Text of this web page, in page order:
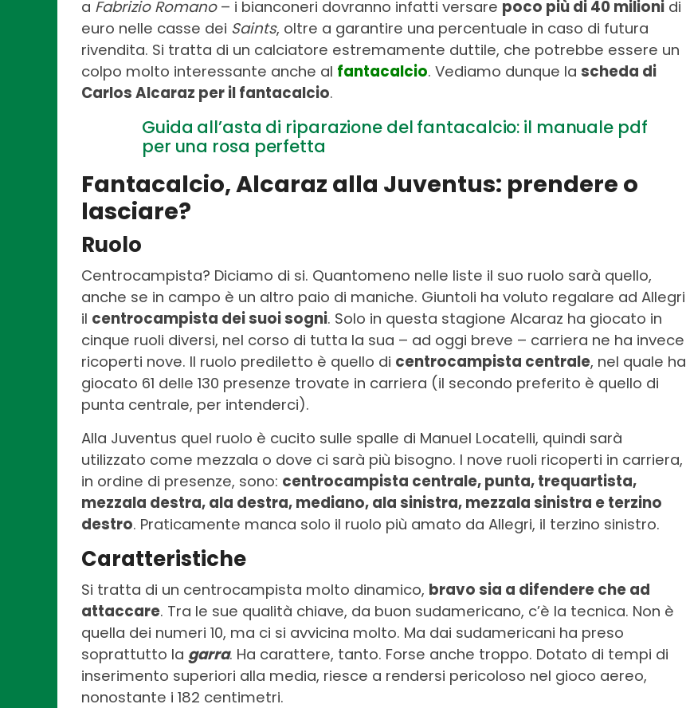
a Fabrizio Romano– i bianconeri dovranno infatti versare poco più di 40 milioni di
euro nelle casse dei Saints, oltre a garantire una percentuale in caso di futura
rivendita. Si tratta di un calciatore estremamente duttile, che potrebbe essere un
colpo molto interessante anche al fantacalcio. Vediamo dunque la scheda di
Carlos Alcaraz per il fantacalcio.
Guida all’asta di riparazione del fantacalcio: il manuale pdf
per una rosa perfetta
Fantacalcio, Alcaraz alla Juventus: prendere o
lasciare?
Ruolo
Centrocampista? Diciamo di si. Quantomeno nelle liste il suo ruolo sarà quello,
anche se in campo è un altro paio di maniche. Giuntoli ha voluto regalare ad Allegri
il centrocampista dei suoi sogni. Solo in questa stagione Alcaraz ha giocato in
cinque ruoli diversi, nel corso di tutta la sua – ad oggi breve – carriera ne ha invece
ricoperti nove. Il ruolo prediletto è quello di centrocampista centrale, nel quale ha
giocato 61 delle 130 presenze trovate in carriera (il secondo preferito è quello di
punta centrale, per intenderci).
Alla Juventus quel ruolo è cucito sulle spalle di Manuel Locatelli, quindi sarà
utilizzato come mezzala o dove ci sarà più bisogno. I nove ruoli ricoperti in carriera,
in ordine di presenze, sono: centrocampista centrale, punta, trequartista,
mezzala destra, ala destra, mediano, ala sinistra, mezzala sinistra e terzino
destro. Praticamente manca solo il ruolo più amato da Allegri, il terzino sinistro.
Caratteristiche
Si tratta di un centrocampista molto dinamico, bravo sia a difendere che ad
attaccare. Tra le sue qualità chiave, da buon sudamericano, c’è la tecnica. Non è
quella dei numeri 10, ma ci si avvicina molto. Ma dai sudamericani ha preso
soprattutto la garra. Ha carattere, tanto. Forse anche troppo. Dotato di tempi di
inserimento superiori alla media, riesce a rendersi pericoloso nel gioco aereo,
nonostante i 182 centimetri.